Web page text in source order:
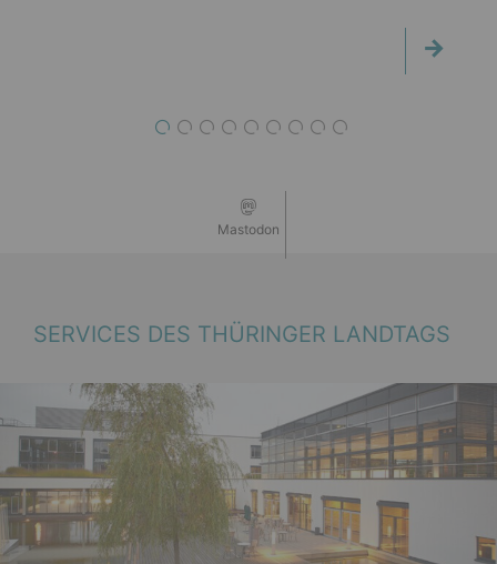
1 2 3 4 5 6 7 8
Mastodon
SERVICES DES THÜRINGER LANDTAGS